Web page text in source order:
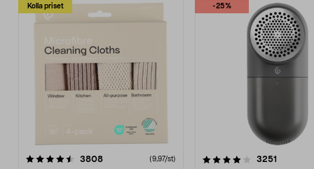
Kolla priset
3808recensioner (9,97/st)
-25%
4.0av 5 stjärnor 3251
4.5av 5 stjärnor